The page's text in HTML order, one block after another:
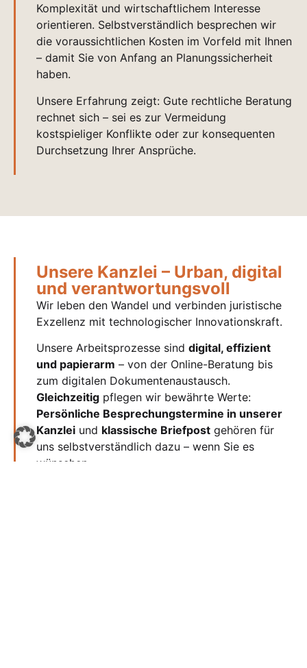
Komplexität und wirtschaftlichem Interesse
orientieren. Selbstverständlich besprechen wir
die voraussichtlichen Kosten im Vorfeld mit Ihnen
– damit Sie von Anfang an Planungssicherheit
haben.
Unsere Erfahrung zeigt: Gute rechtliche Beratung
rechnet sich – sei es zur Vermeidung
kostspieliger Konflikte oder zur konsequenten
Durchsetzung Ihrer Ansprüche.
Unsere Kanzlei – Urban, digital
und verantwortungsvoll
Wir leben den Wandel und verbinden juristische
Exzellenz mit technologischer Innovationskraft.
Unsere Arbeitsprozesse sind digital, effizient
und papierarm – von der Online-Beratung bis
zum digitalen Dokumentenaustausch.
Gleichzeitig pflegen wir bewährte Werte:
Persönliche Besprechungstermine in unserer
Kanzlei und klassische Briefpost gehören für
uns selbstverständlich dazu – wenn Sie es
wünschen.